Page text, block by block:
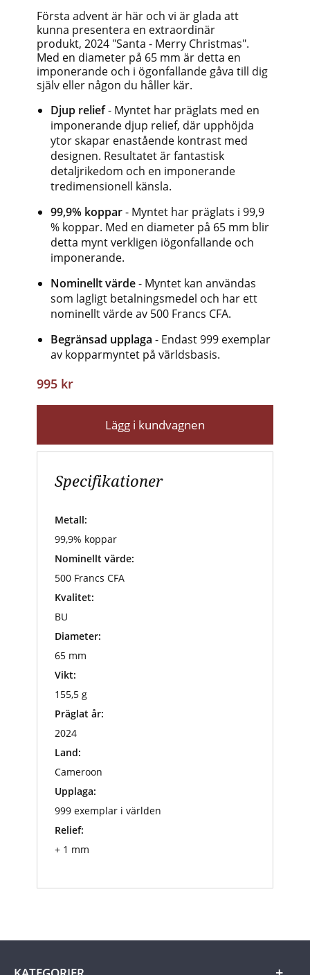
Första advent är här och vi är glada att
kunna presentera en extraordinär
produkt, 2024 "Santa - Merry Christmas".
Med en diameter på 65 mm är detta en
imponerande och i ögonfallande gåva till dig
själv eller någon du håller kär.
Djup relief- Myntet har präglats med en
imponerande djup relief, där upphöjda
ytor skapar enastående kontrast med
designen. Resultatet är fantastisk
detaljrikedom och en imponerande
tredimensionell känsla.
99,9% koppar- Myntet har präglats i 99,9
% koppar. Med en diameter på 65 mm blir
detta mynt verkligen iögonfallande och
imponerande.
Nominellt värde- Myntet kan användas
som lagligt betalningsmedel och har ett
nominellt värde av 500 Francs CFA.
Begränsad upplaga - Endast 999 exemplar
av kopparmyntet på världsbasis.
995 kr
Lägg i kundvagnen
Specifikationer
Metall:
99,9% koppar
Nominellt värde:
500 Francs CFA
Kvalitet:
BU
Diameter:
65 mm
Vikt:
155,5 g
Präglat år:
2024
Land:
Cameroon
Upplaga:
999 exemplar i världen
Relief:
+ 1 mm